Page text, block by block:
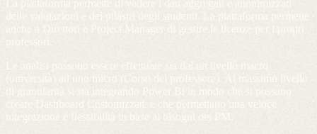
La piattaforma permette di vedere i dati aggregati e anonimizzati
delle valutazioni e dei pilastri degli studenti. La piattaforma permette
anche a Direttori e Project Manager di gestire le licenze per i propri
professori.
Le analisi possono essere effettuate sia dal un livello macro
(università) ad uno micro (Corso del professore). Al massimo livello
di granularità si sta integrando Power Bi in modo che si possano
creare Dashboard Customizzate e che permettano una veloce
integrazione e flessibilità in base ai bisogni dei PM.